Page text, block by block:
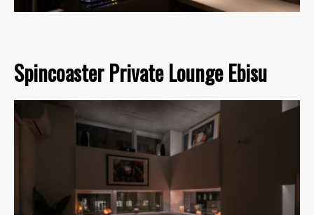
Spincoaster Private Lounge Ebisu